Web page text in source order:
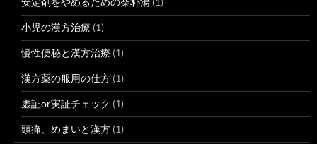
小児の漢方治療 (1)
慢性便秘と漢方治療 (1)
漢方薬の服用の仕方 (1)
虚証or実証チェック (1)
頭痛、めまいと漢方 (1)